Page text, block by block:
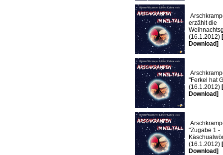
erzählt die
(16.1.2012)
Download]
"Ferkel hat
(16.1.2012)
Download]
"Zugabe 1 -
(16.1.2012)
Download]